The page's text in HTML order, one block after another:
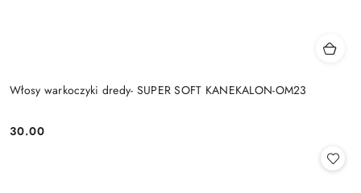
Włosy warkoczyki dredy- SUPER SOFT KANEKALON-OM23
Cena:
30.00